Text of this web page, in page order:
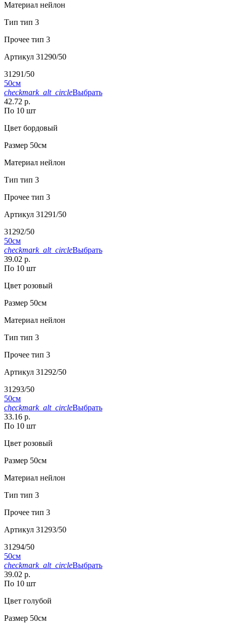
Материал нейлон
Тип тип 3
Прочее тип 3
Артикул 31290/50
31291/50
50см
checkmark_alt_circleВыбрать
42.72 р.
По 10 шт
Цвет бордовый
Размер 50см
Материал нейлон
Тип тип 3
Прочее тип 3
Артикул 31291/50
31292/50
50см
checkmark_alt_circleВыбрать
39.02 р.
По 10 шт
Цвет розовый
Размер 50см
Материал нейлон
Тип тип 3
Прочее тип 3
Артикул 31292/50
31293/50
50см
checkmark_alt_circleВыбрать
33.16 р.
По 10 шт
Цвет розовый
Размер 50см
Материал нейлон
Тип тип 3
Прочее тип 3
Артикул 31293/50
31294/50
50см
checkmark_alt_circleВыбрать
39.02 р.
По 10 шт
Цвет голубой
Размер 50см